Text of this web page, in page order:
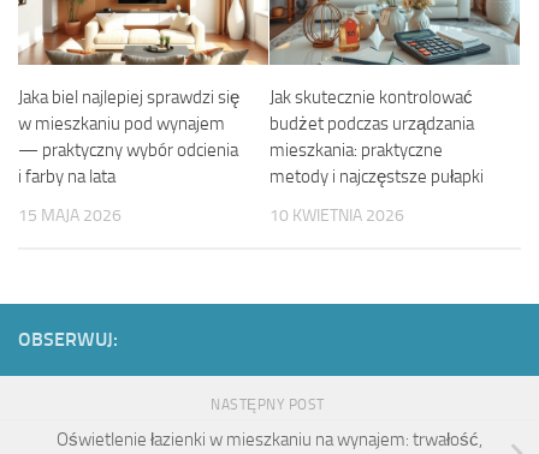
Jaka biel najlepiej sprawdzi się
w mieszkaniu pod wynajem
— praktyczny wybór odcienia
i farby na lata
15 MAJA 2026
Jak skutecznie kontrolować
budżet podczas urządzania
mieszkania: praktyczne
metody i najczęstsze pułapki
10 KWIETNIA 2026
OBSERWUJ:
NASTĘPNY POST
Oświetlenie łazienki w mieszkaniu na wynajem: trwałość,